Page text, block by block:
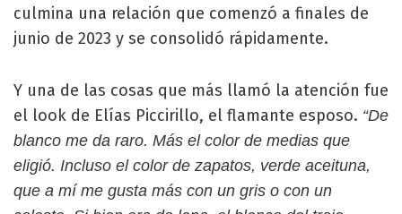
culmina una relación que comenzó a finales de
junio de 2023 y se consolidó rápidamente.
Y una de las cosas que más llamó la atención fue
el look de Elías Piccirillo, el flamante esposo. “De
blanco me da raro. Más el color de medias que
eligió. Incluso el color de zapatos, verde aceituna,
que a mí me gusta más con un gris o con un